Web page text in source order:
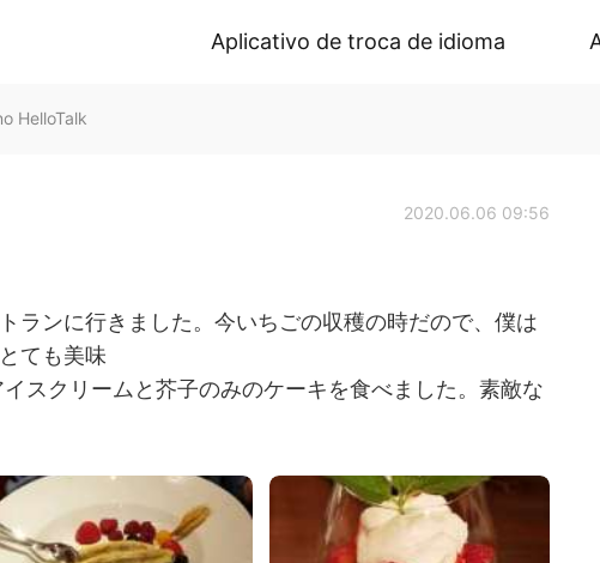
Aplicativo de troca de idioma
HelloTalk
2020.06.06 09:56
ランに行きました。今いちごの収穫の時だので、僕は
ても美味
スクリームと芥子のみのケーキを食べました。素敵な